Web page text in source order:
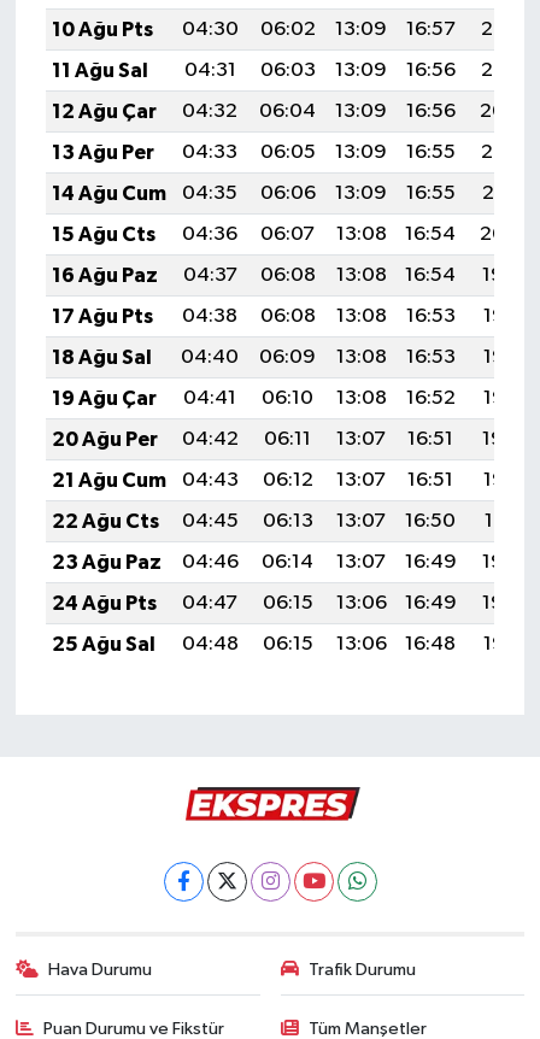
10 Ağu Pts
04:30 06:02 13:09 16:57
20:06
11 Ağu Sal
04:31 06:03 13:09 16:56
20:05
12 Ağu Çar
04:32 06:04 13:09 16:56
20:04
13 Ağu Per
04:33 06:05 13:09 16:55
20:03
14 Ağu Cum
04:35 06:06 13:09 16:55
20:01
15 Ağu Cts
04:36 06:07 13:08 16:54
20:00
16 Ağu Paz
04:37 06:08 13:08 16:54
19:59
17 Ağu Pts
04:38 06:08 13:08 16:53
19:58
18 Ağu Sal
04:40 06:09 13:08 16:53
19:56
19 Ağu Çar
04:41 06:10 13:08 16:52
19:55
20 Ağu Per
04:42 06:11 13:07 16:51
19:54
21 Ağu Cum
04:43 06:12 13:07 16:51
19:52
22 Ağu Cts
04:45 06:13 13:07 16:50
19:51
23 Ağu Paz
04:46 06:14 13:07 16:49
19:49
24 Ağu Pts
04:47 06:15 13:06 16:49
19:48
25 Ağu Sal
04:48 06:15 13:06 16:48 19:47
Hava Durumu Trafik Durumu
Puan Durumu ve Fikstür Tüm Manşetler
Video Galeri
Yaşam
Yemek Tarifleri